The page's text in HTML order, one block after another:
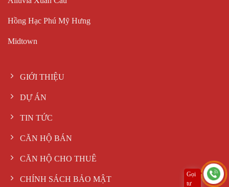
Hồng Hạc Phú Mỹ Hưng
Midtown
GIỚI THIỆU
DỰ ÁN
TIN TỨC
CĂN HỘ BÁN
CĂN HỘ CHO THUÊ
CHÍNH SÁCH BẢO MẬT
Gọi
tư